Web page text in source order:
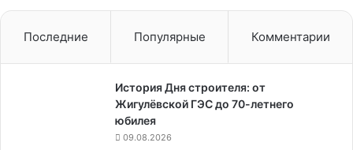
Последние Популярные Комментарии
История Дня строителя: от
Жигулёвской ГЭС до 70-летнего
юбилея
09.08.2026